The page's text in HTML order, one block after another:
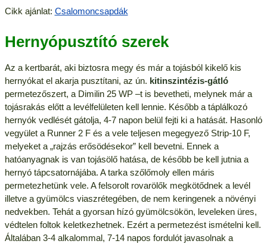
Cikk ajánlat: Csalomoncsapdák
Hernyópusztító szerek
Az a kertbarát, aki biztosra megy és már a tojásból kikelő kis
hernyókat el akarja pusztítani, az ún. kitinszintézis-gátló
permetezőszert, a Dimilin 25 WP –t is bevetheti, melynek már a
tojásrakás előtt a levélfelületen kell lennie. Később a táplálkozó
hernyók vedlését gátolja, 4-7 napon belül fejti ki a hatását. Hasonló
vegyület a Runner 2 F és a vele teljesen megegyező Strip-10 F,
melyeket a „rajzás erősödésekor” kell bevetni. Ennek a
hatóanyagnak is van tojásölő hatása, de később be kell jutnia a
hernyó tápcsatornájába. A tarka szőlőmoly ellen máris
permetezhetünk vele. A felsorolt rovarölők megkötődnek a levél
illetve a gyümölcs viaszrétegében, de nem keringenek a növényi
nedvekben. Tehát a gyorsan hízó gyümölcsökön, leveleken üres,
védtelen foltok keletkezhetnek. Ezért a permetezést ismételni kell.
Általában 3-4 alkalommal, 7-14 napos fordulót javasolnak a